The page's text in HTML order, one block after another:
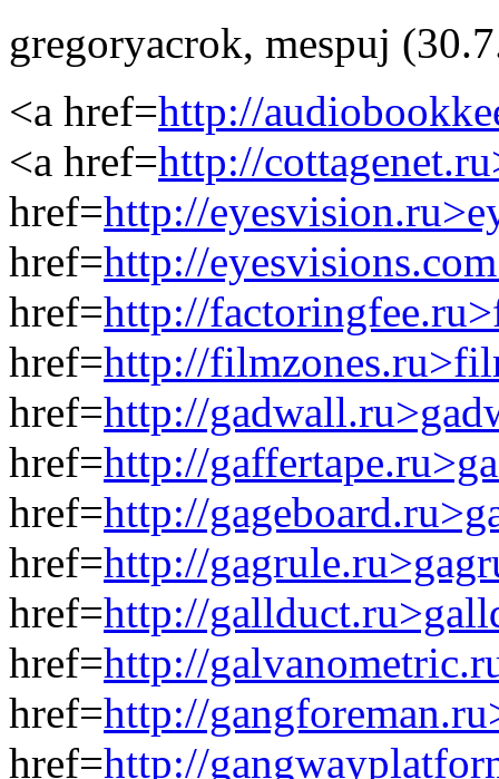
gregoryacrok, mespuj
<a href=http://
<a href=http://
href=http://
href=http://
href=http://
href=http://
href=http://
href=http://
href=http://
href=http://
href=http://
href=http://
href=http://
href=http://